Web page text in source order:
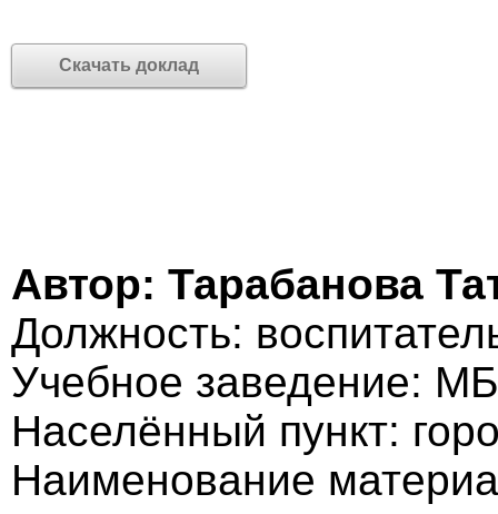
Скачать доклад
Автор: Тарабанова
Должность:
Учебное заведение:
Населённый пункт:
Наименование